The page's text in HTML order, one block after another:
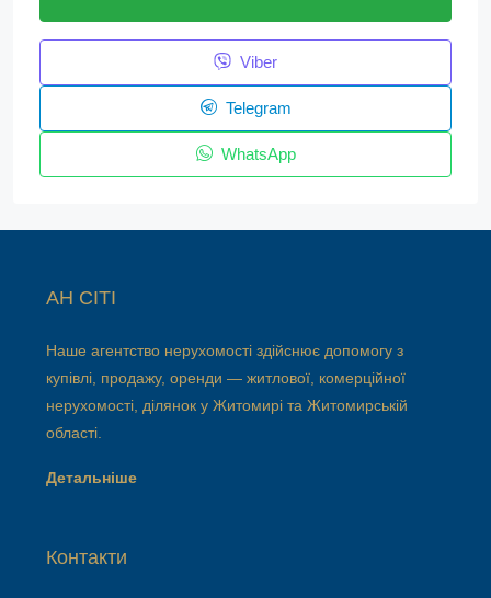
Viber
Telegram
WhatsApp
АН СІТІ
Наше агентство нерухомості здійснює допомогу з
купівлі, продажу, оренди — житлової, комерційної
нерухомості, ділянок у Житомирі та Житомирській
області.
Детальніше
Контакти